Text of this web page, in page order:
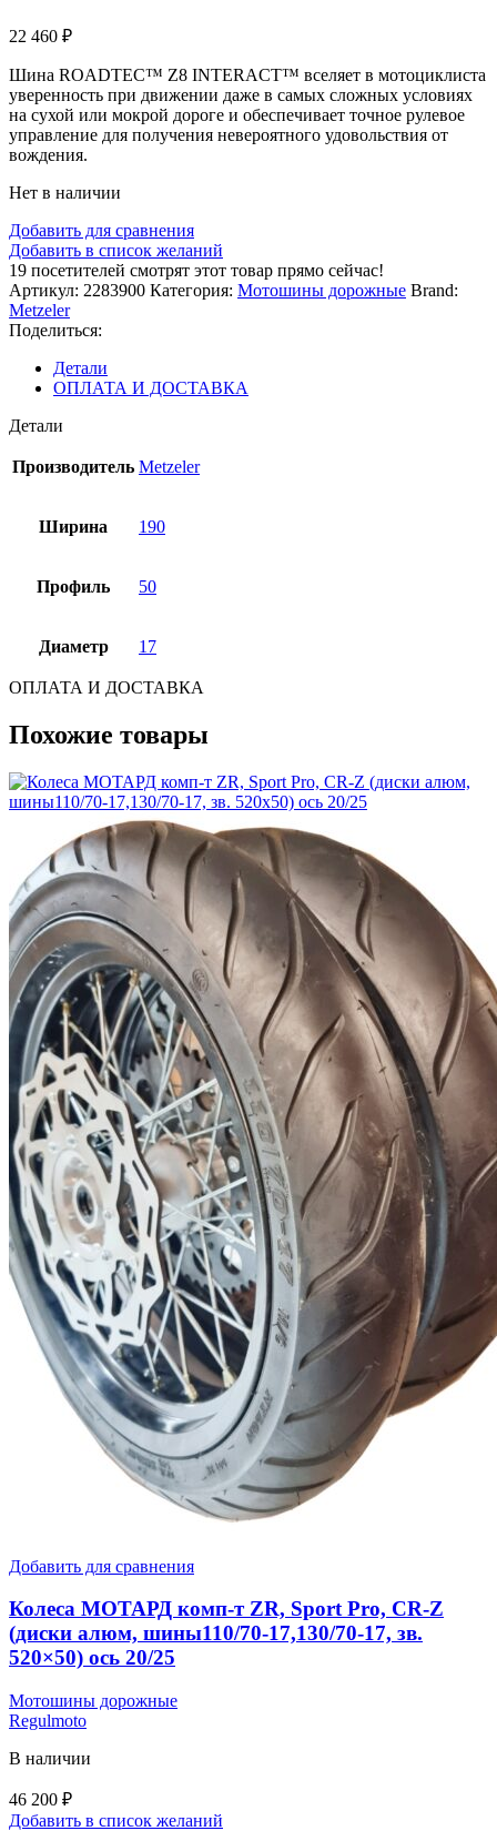
22 460 ₽
Шина ROADTEC™ Z8 INTERACT™ вселяет в мотоциклиста
уверенность при движении даже в самых сложных условиях
на сухой или мокрой дороге и обеспечивает точное рулевое
управление для получения невероятного удовольствия от
вождения.
Нет в наличии
Добавить для сравнения
Добавить в список желаний
19 посетителей смотрят этот товар прямо сейчас!
Артикул: 2283900 Категория: Мотошины дорожные Brand:
Metzeler
Поделиться:
Детали
ОПЛАТА И ДОСТАВКА
Детали
Производитель Metzeler
Ширина 190
Профиль 50
Диаметр 17
ОПЛАТА И ДОСТАВКА
Похожие товары
Добавить для сравнения
Колеса МОТАРД комп-т ZR, Sport Pro, CR-Z
(диски алюм, шины110/70-17,130/70-17, зв.
520×50) ось 20/25
Мотошины дорожные
Regulmoto
В наличии
46 200 ₽
Добавить в список желаний